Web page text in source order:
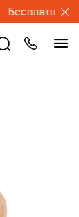
Бесплатная